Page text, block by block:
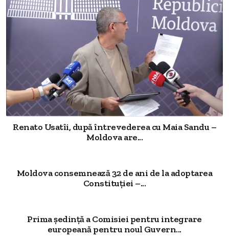
Renato Usatîi, după întrevederea cu Maia Sandu –
Moldova are...
Moldova consemnează 32 de ani de la adoptarea
Constituției –...
Prima ședință a Comisiei pentru integrare
europeană pentru noul Guvern...